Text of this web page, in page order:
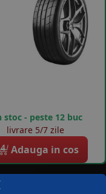
stoc - peste 12 buc
livrare 5/7 zile
4 Adauga in cos